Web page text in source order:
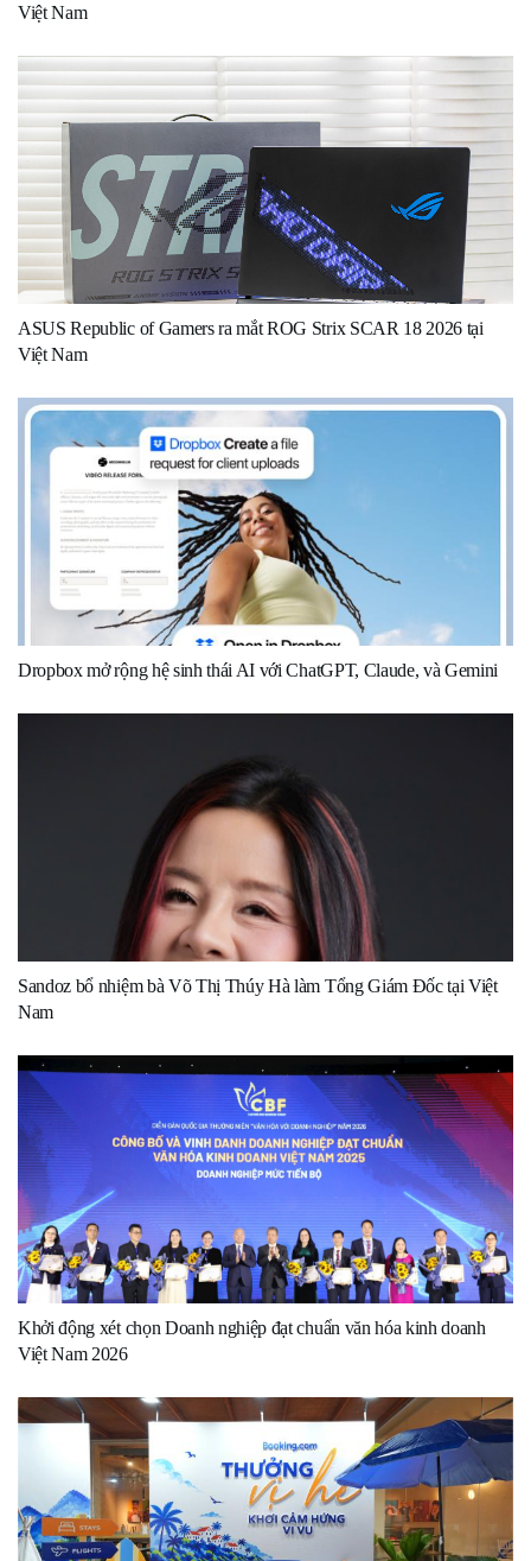
Việt Nam
ASUS Republic of Gamers ra mắt ROG Strix SCAR 18 2026 tại
Việt Nam
Dropbox mở rộng hệ sinh thái AI với ChatGPT, Claude, và Gemini
Sandoz bổ nhiệm bà Võ Thị Thúy Hà làm Tổng Giám Đốc tại Việt
Nam
Khởi động xét chọn Doanh nghiệp đạt chuẩn văn hóa kinh doanh
Việt Nam 2026